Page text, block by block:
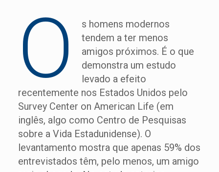
O
s homens modernos
tendem a ter menos
amigos próximos. É o que
demonstra um estudo
levado a efeito
recentemente nos Estados Unidos pelo
Survey Center on American Life (em
inglês, algo como Centro de Pesquisas
sobre a Vida Estadunidense). O
levantamento mostra que apenas 59% dos
entrevistados têm, pelo menos, um amigo